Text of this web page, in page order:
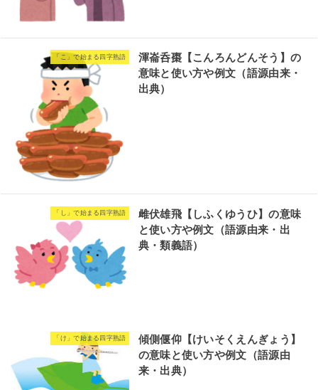
「こ」で始まる四字熟語
渾崙呑棗【こんろんどんそう】の
意味と使い方や例文（語源由来・
出典）
「し」で始まる四字熟語
雌伏雄飛【しふくゆうひ】の意味
と使い方や例文（語源由来・出
典・類義語）
「け」で始まる四字熟語
傾側偃仰【けいそくえんぎょう】
の意味と使い方や例文（語源由
来・出典）